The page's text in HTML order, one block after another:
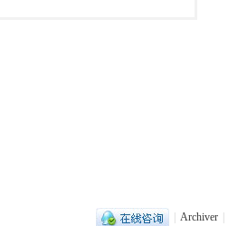
Archiver